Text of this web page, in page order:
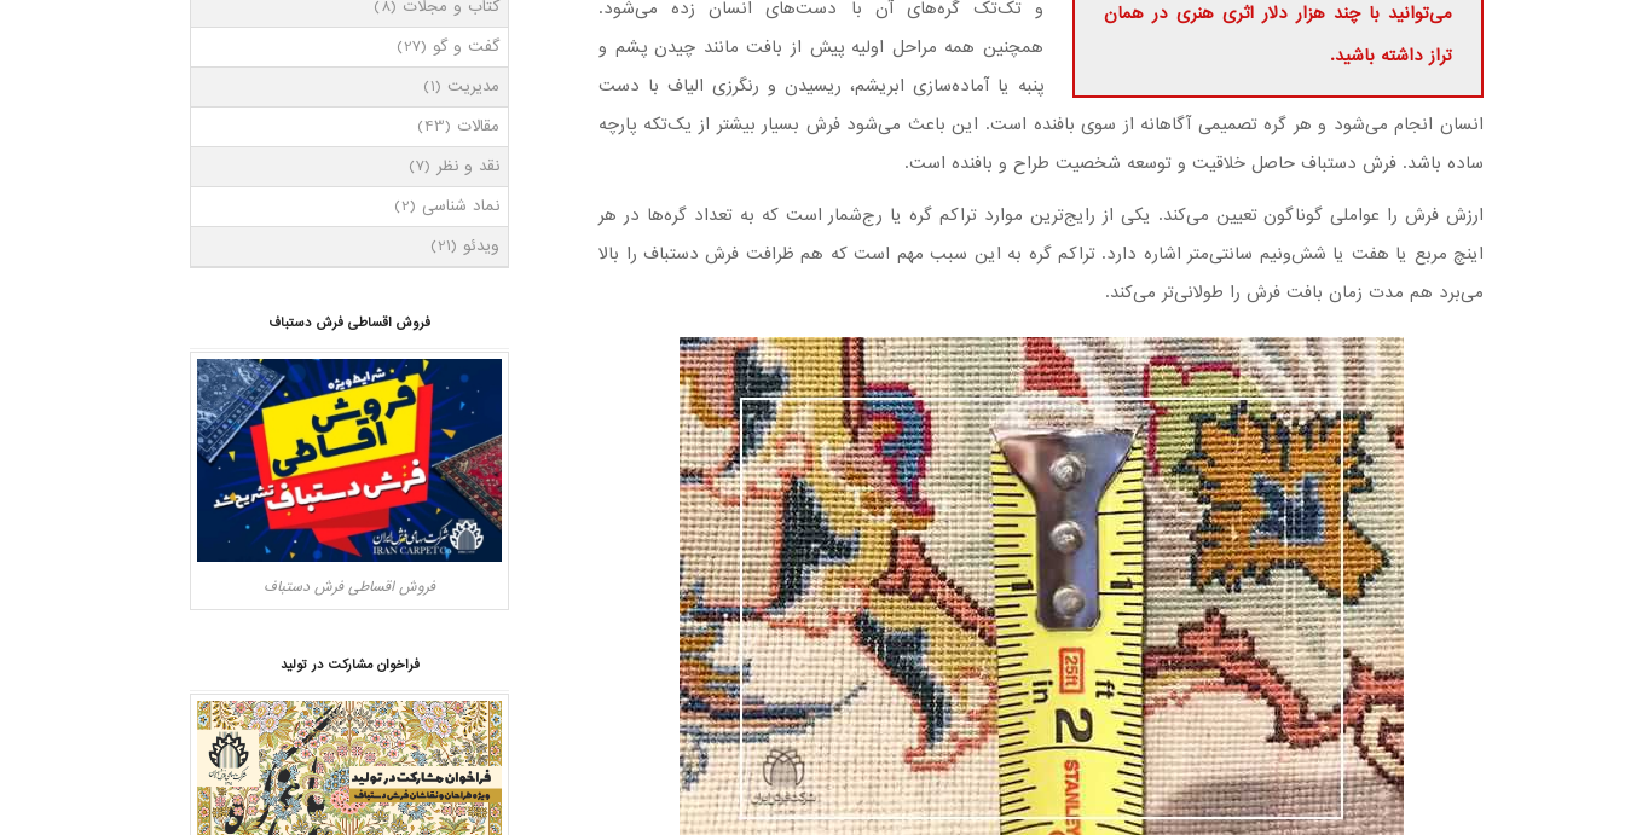
می‌توانید با چند هزار دلار اثری هنری در همان
تراز داشته باشید.
و تک‌تک گره‌های آن با دست‌های انسان زده می‌شود.
همچنین همه مراحل اولیه پیش از بافت مانند چیدن پشم و
پنبه یا آماده‌سازی ابریشم، ریسیدن و رنگرزی الیاف با دست‌
انسان انجام می‌شود و هر گره تصمیمی آگاهانه از سوی بافنده است. این باعث می‌شود فرش بسیار بیشتر از یک‌تکه پارچه
ساده باشد. فرش دستباف حاصل خلاقیت و توسعه شخصیت طراح و بافنده است.
ارزش فرش را عواملی گوناگون تعیین می‌کند. یکی از رایج‌ترین موارد تراکم گره یا رج‌شمار است که به تعداد گره‌ها در هر
اینچ مربع یا هفت یا شش‌ونیم سانتی‌متر اشاره دارد. تراکم گره به این سبب مهم است که هم ظرافت فرش دستباف را بالا
می‌برد هم مدت ‌زمان بافت فرش را طولانی‌تر می‌کند.
کتاب و مجلات (8)
گفت و گو (27)
مدیریت (1)
مقالات (43)
نقد و نظر (7)
نماد شناسی (2)
ویدئو (21)
فروش اقساطی فرش دستباف
فروش اقساطی فرش دستباف
فراخوان مشارکت در تولید